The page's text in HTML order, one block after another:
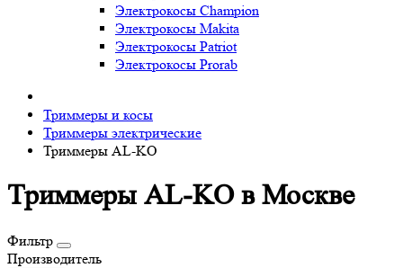
Электрокосы Champion
Электрокосы Makita
Электрокосы Patriot
Электрокосы Prorab
Триммеры и косы
Триммеры электрические
Триммеры AL-KO
Триммеры AL-KO в Москве
Фильтр
Производитель